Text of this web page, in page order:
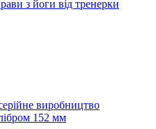
з йоги від тренерки
виробництво
152 мм